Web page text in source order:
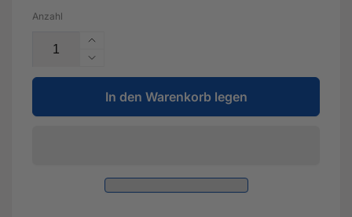
Anzahl
Erhöhe
die
Menge
für
1
8V0
072
Verringere
die
Menge
für
8V0
In den Warenkorb legen